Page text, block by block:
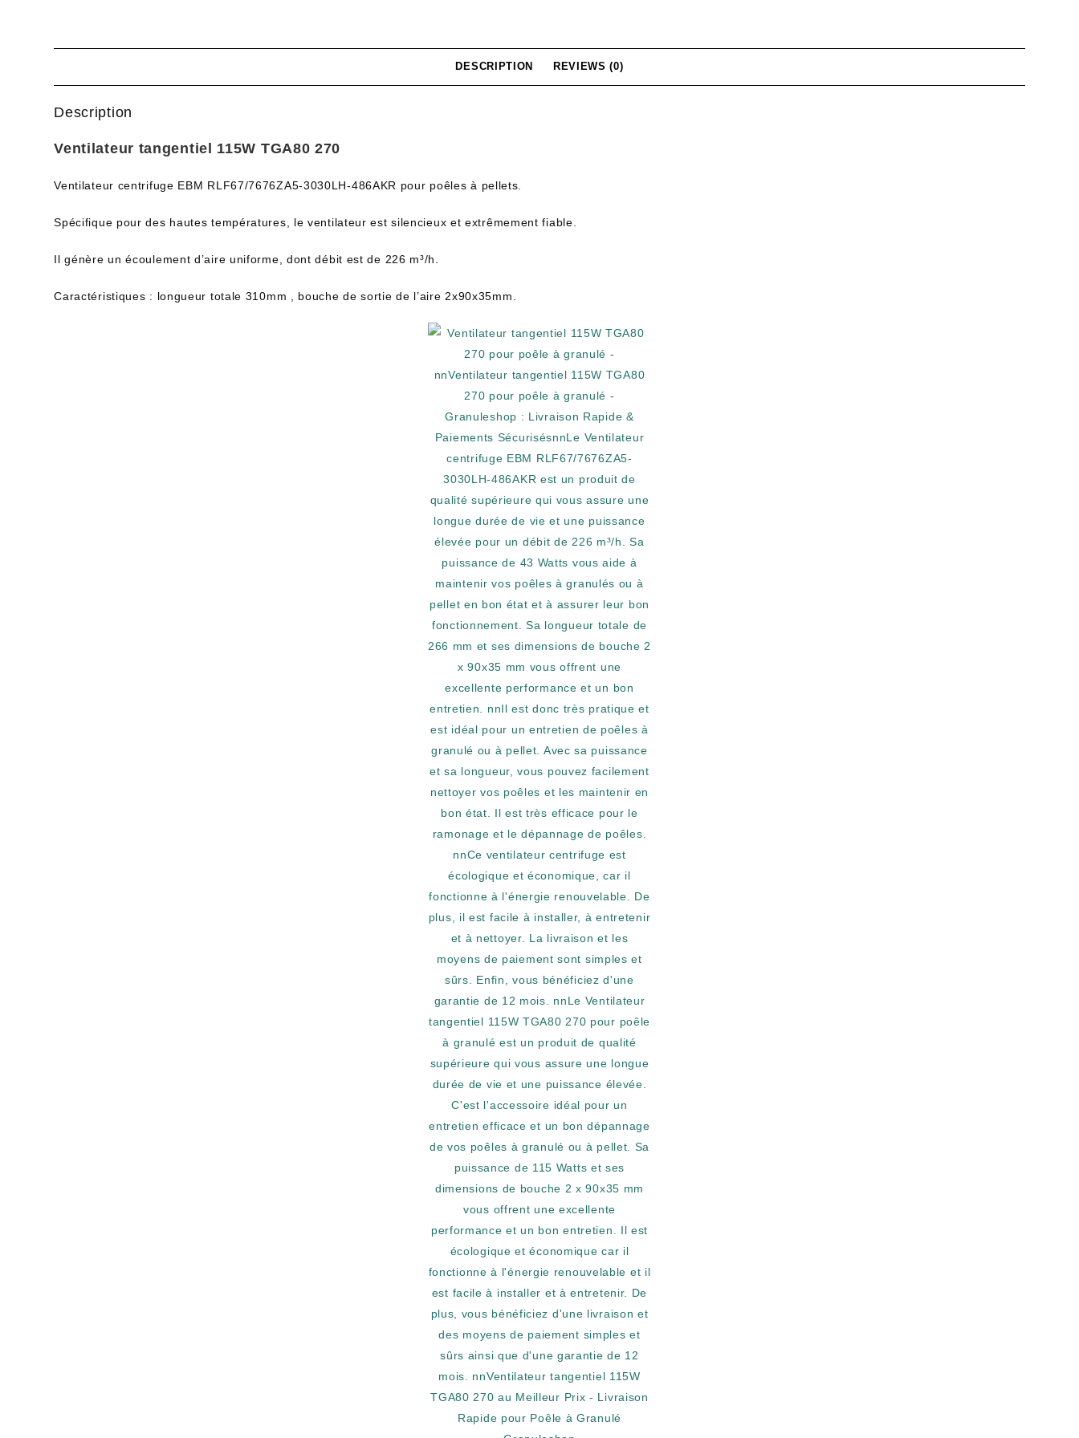
DESCRIPTION REVIEWS (0)
Description
Ventilateur tangentiel 115W TGA80 270
Ventilateur centrifuge EBM RLF67/7676ZA5-3030LH-486AKR pour poêles à pellets.
Spécifique pour des hautes températures, le ventilateur est silencieux et extrêmement fiable.
Il génère un écoulement d’aire uniforme, dont débit est de 226 m³/h.
Caractéristiques : longueur totale 310mm , bouche de sortie de l’aire 2x90x35mm.